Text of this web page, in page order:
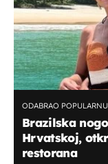
ODABRAO
Brazilska
Hrvatskoj,
restorana